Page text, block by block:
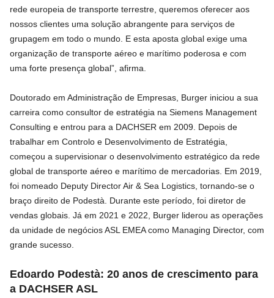
rede europeia de transporte terrestre, queremos oferecer aos
nossos clientes uma solução abrangente para serviços de
grupagem em todo o mundo. E esta aposta global exige uma
organização de transporte aéreo e marítimo poderosa e com
uma forte presença global”, afirma.
Doutorado em Administração de Empresas, Burger iniciou a sua
carreira como consultor de estratégia na Siemens Management
Consulting e entrou para a DACHSER em 2009. Depois de
trabalhar em Controlo e Desenvolvimento de Estratégia,
começou a supervisionar o desenvolvimento estratégico da rede
global de transporte aéreo e marítimo de mercadorias. Em 2019,
foi nomeado Deputy Director Air & Sea Logistics, tornando-se o
braço direito de Podestà. Durante este período, foi diretor de
vendas globais. Já em 2021 e 2022, Burger liderou as operações
da unidade de negócios ASL EMEA como Managing Director, com
grande sucesso.
Edoardo Podestà: 20 anos de crescimento para
a DACHSER ASL